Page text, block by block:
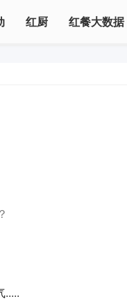
红厨 红餐大数据
.....